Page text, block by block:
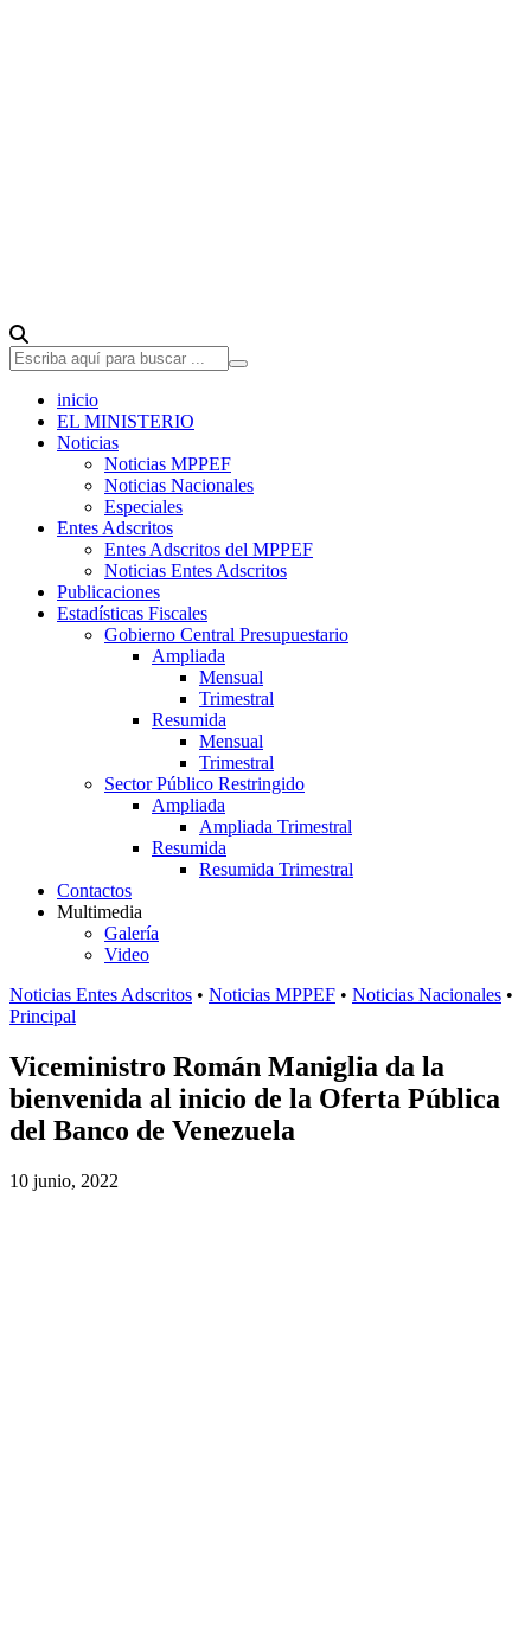
inicio
EL MINISTERIO
Noticias
Noticias MPPEF
Noticias Nacionales
Especiales
Entes Adscritos
Entes Adscritos del MPPEF
Noticias Entes Adscritos
Publicaciones
Estadísticas Fiscales
Gobierno Central Presupuestario
Ampliada
Mensual
Trimestral
Resumida
Mensual
Trimestral
Sector Público Restringido
Ampliada
Ampliada Trimestral
Resumida
Resumida Trimestral
Contactos
Multimedia
Galería
Video
Noticias Entes Adscritos • Noticias MPPEF • Noticias Nacionales •
Principal
Viceministro Román Maniglia da la
bienvenida al inicio de la Oferta Pública
del Banco de Venezuela
10 junio, 2022